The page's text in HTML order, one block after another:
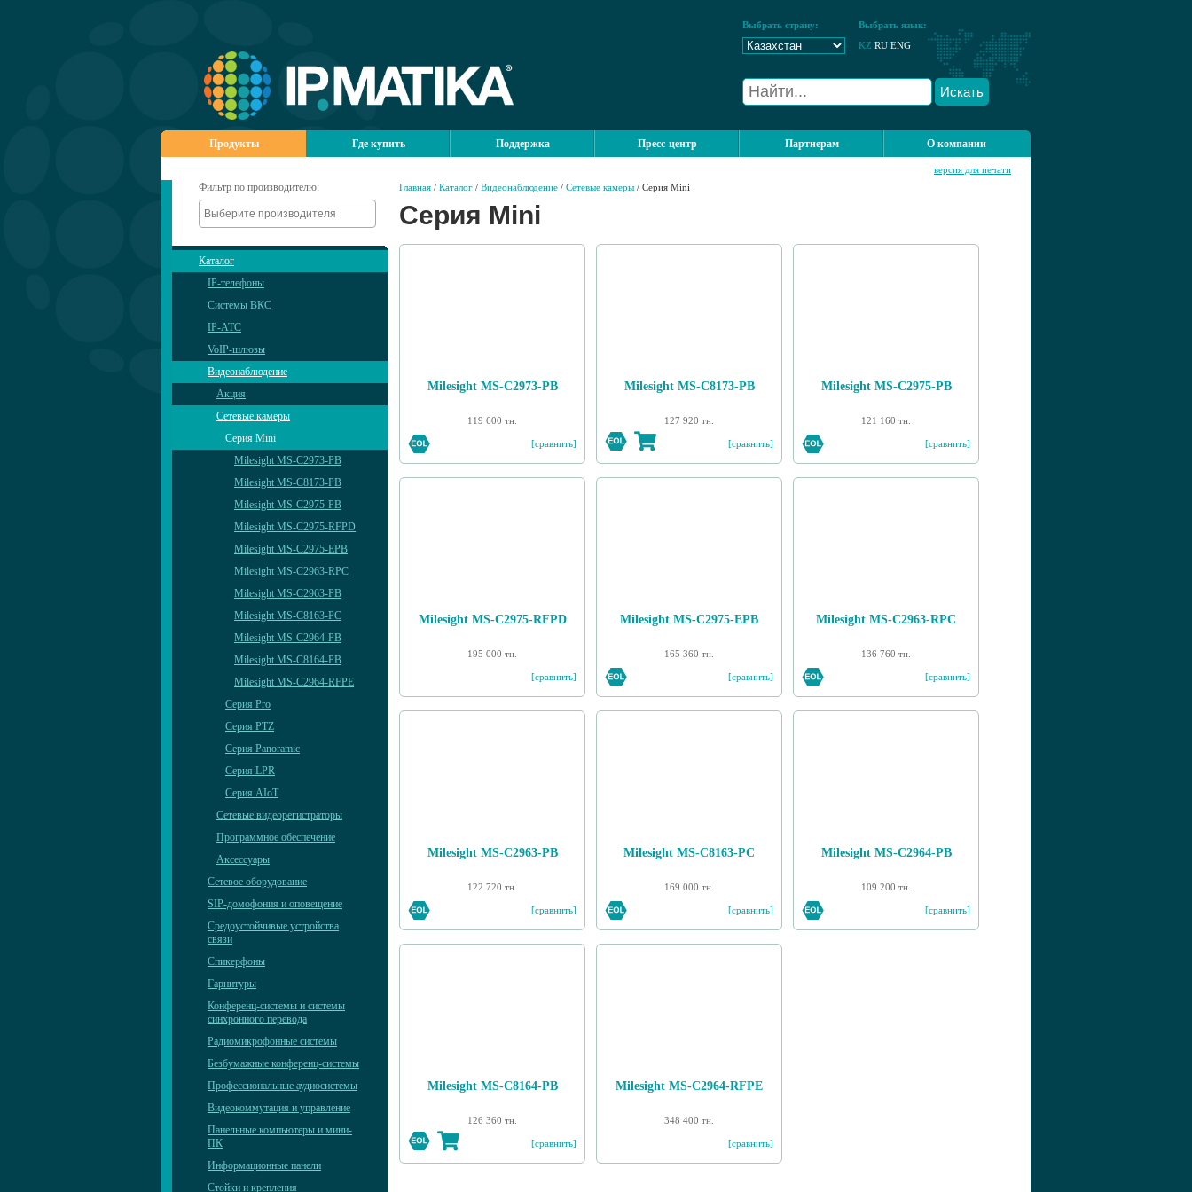
Выбрать страну:
Выбрать язык:
KZ RU ENG
Искать
Продукты Где купить Поддержка Пресс-центр Партнерам О компании
Фильтр по производителю:
Каталог
IP-телефоны
Системы ВКС
IP-АТС
VoIP-шлюзы
Видеонаблюдение
Акция
Сетевые камеры
Серия Mini
Milesight MS-C2973-PB
Milesight MS-C8173-PB
Milesight MS-C2975-PB
Milesight MS-C2975-RFPD
Milesight MS-C2975-EPB
Milesight MS-C2963-RPC
Milesight MS-C2963-PB
Milesight MS-C8163-PС
Milesight MS-C2964-PB
Milesight MS-C8164-PB
Milesight MS-C2964-RFPE
Серия Pro
Серия PTZ
Серия Panoramic
Серия LPR
Серия AIoT
Сетевые видеорегистраторы
Программное обеспечение
Аксессуары
Сетевое оборудование
SIP-домофония и оповещение
Средоустойчивые устройства
связи
Спикерфоны
Гарнитуры
Конференц-системы и системы
синхронного перевода
Радиомикрофонные системы
Безбумажные конференц-системы
Профессиональные аудиосистемы
Видеокоммутация и управление
Панельные компьютеры и мини-
ПК
Информационные панели
Стойки и крепления
Главная / Каталог / Видеонаблюдение / Сетевые камеры / Серия Mini
версия для печати
Серия Mini
Milesight MS-C2973-PB
119 600 тн.
[сравнить]
Milesight MS-C8173-PB
127 920 тн.
[сравнить]
Milesight MS-C2975-PB
121 160 тн.
[сравнить]
Milesight MS-C2975-RFPD
195 000 тн.
[сравнить]
Milesight MS-C2975-EPB
165 360 тн.
[сравнить]
Milesight MS-C2963-RPC
136 760 тн.
[сравнить]
Milesight MS-C2963-PB
122 720 тн.
[сравнить]
Milesight MS-C8163-PС
169 000 тн.
[сравнить]
Milesight MS-C2964-PB
109 200 тн.
[сравнить]
Milesight MS-C8164-PB
126 360 тн.
[сравнить]
Milesight MS-C2964-RFPE
348 400 тн.
[сравнить]